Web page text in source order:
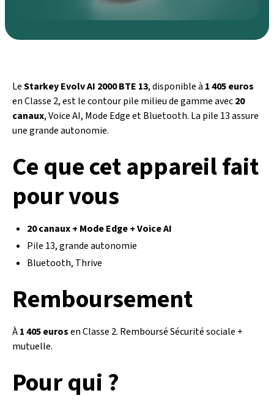
LeStarkey Evolv AI 2000 BTE 13, disponible à 1 405 euros
en Classe 2, est le contour pile milieu de gamme avec20
canaux, Voice AI, Mode Edge et Bluetooth. La pile 13 assure
une grande autonomie.
Ce que cet appareil fait
pour vous
20 canaux + Mode Edge + Voice AI
Pile 13, grande autonomie
Bluetooth, Thrive
Remboursement
À1 405 eurosen Classe 2. Remboursé Sécurité sociale +
mutuelle.
Pour qui ?